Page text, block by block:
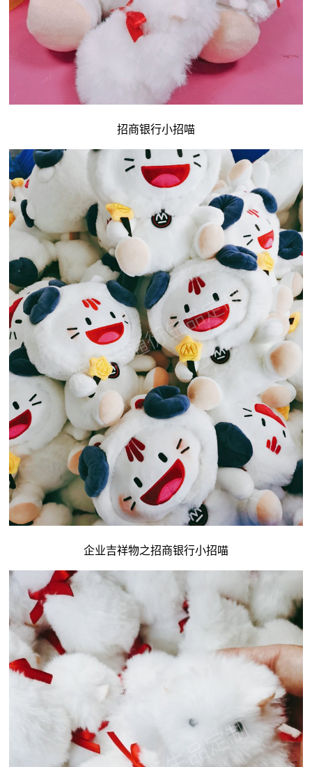
招商银行小招喵
企业吉祥物之招商银行小招喵